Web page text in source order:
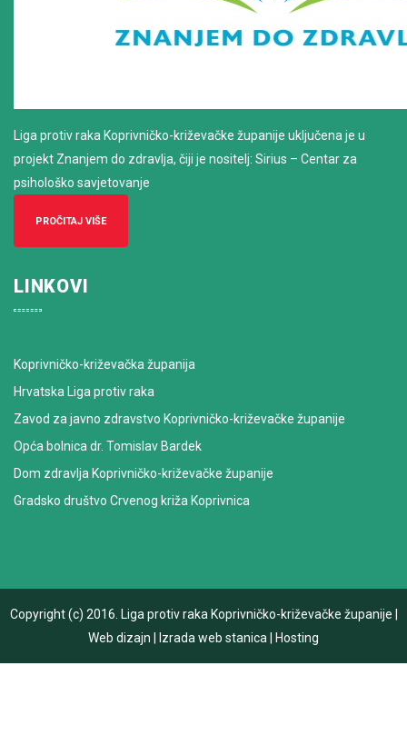
Liga protiv raka Koprivničko-križevačke županije uključena je u
projekt Znanjem do zdravlja, čiji je nositelj: Sirius – Centar za
psihološko savjetovanje
PROČITAJ VIŠE
LINKOVI
Koprivničko-križevačka županija
Hrvatska Liga protiv raka
Zavod za javno zdravstvo Koprivničko-križevačke županije
Opća bolnica dr. Tomislav Bardek
Dom zdravlja Koprivničko-križevačke županije
Gradsko društvo Crvenog križa Koprivnica
Copyright (c) 2016. Liga protiv raka Koprivničko-križevačke županije
Web dizajn
Izrada web stanica Hosting